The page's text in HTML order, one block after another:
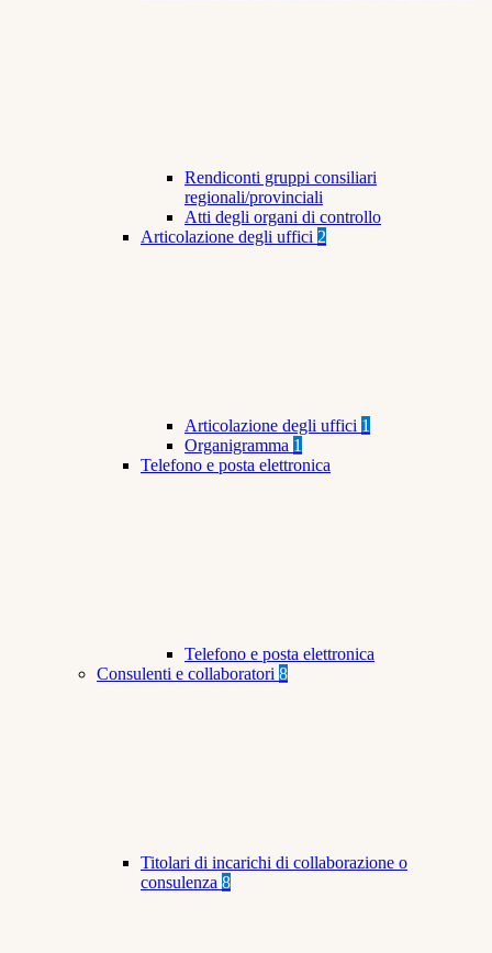
Rendiconti gruppi consiliari
regionali/provinciali
Atti degli organi di controllo
Articolazione degli uffici 2
Articolazione degli uffici 1
Organigramma 1
Telefono e posta elettronica
Telefono e posta elettronica
Consulenti e collaboratori 8
Titolari di incarichi di collaborazione o
consulenza 8